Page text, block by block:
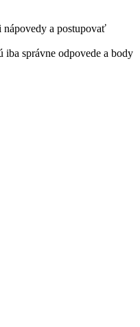
nápovedy a postupovať
správne odpovede a body